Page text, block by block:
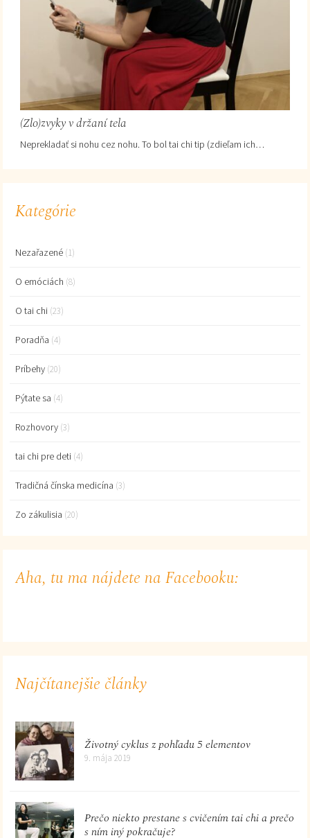
(Zlo)zvyky v držaní tela
Neprekladať si nohu cez nohu. To bol tai chi tip (zdieľam ich…
Kategórie
Nezařazené (1)
O emóciách (8)
O tai chi (23)
Poradňa (4)
Príbehy (20)
Pýtate sa (4)
Rozhovory (3)
tai chi pre deti (4)
Tradičná čínska medicína (3)
Zo zákulisia (20)
Aha, tu ma nájdete na Facebooku:
Najčítanejšie články
Životný cyklus z pohľadu 5 elementov
9. mája 2019
Prečo niekto prestane s cvičením tai chi a prečo
s ním iný pokračuje?